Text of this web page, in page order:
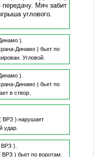
передачу. Мяч забит
углового.
).
Динамо ) бьет по
Угловой.
).
Динамо ) бьет по
в створ.
ВРЗ ) нарушает
удар.
).
) бьет по воротам.